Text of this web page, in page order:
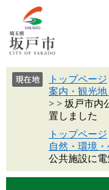
トップページ
案内・観光
> > 坂戸市内
置しました
トップページ
自然・環境・
公共施設に